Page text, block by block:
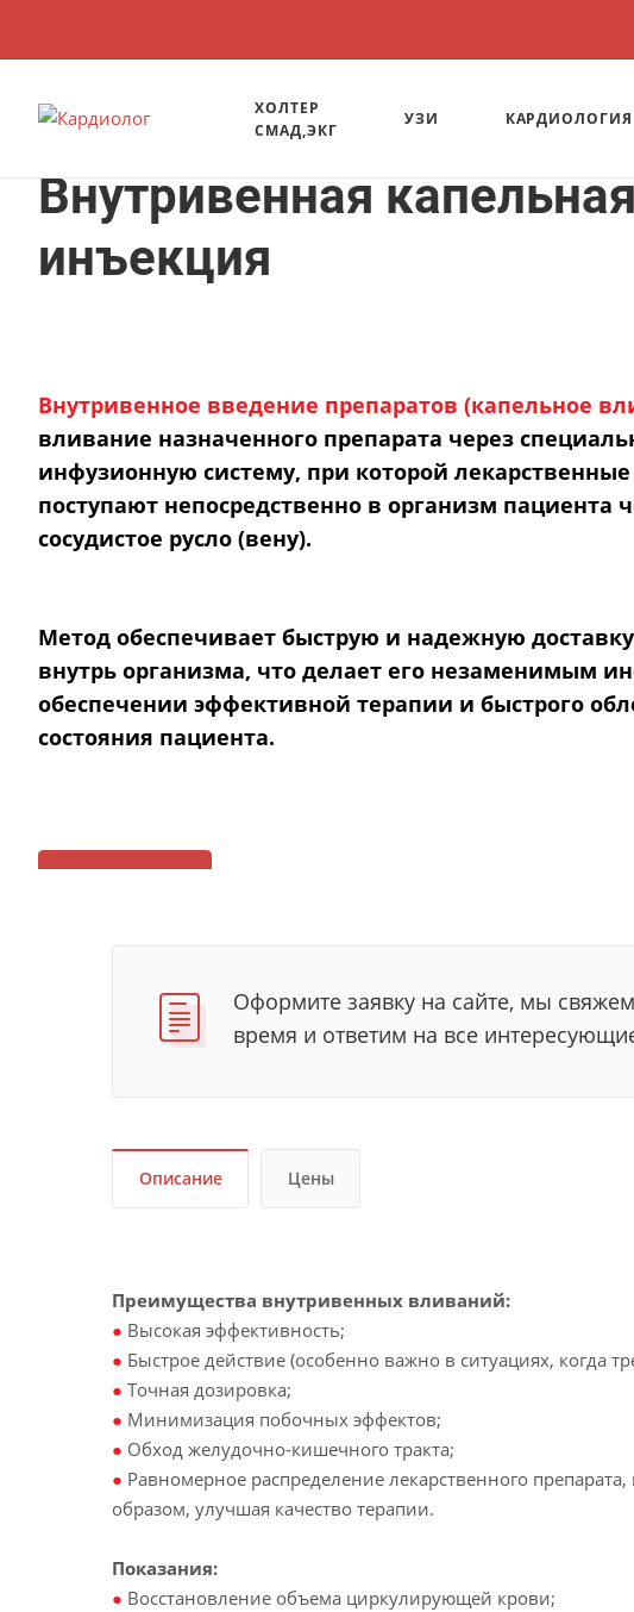
ХОЛТЕР
СМАД,ЭКГ
УЗИ КАРДИОЛОГИЯ
Внутривенная
инъекция
Внутривенное введение препаратов (капельное
вливание назначенного препарата через
инфузионную систему, при которой лекарственные
поступают непосредственно в организм пациента
сосудистое русло (вену).
Метод обеспечивает быструю и надежную
внутрь организма, что делает его незаменимым
обеспечении эффективной терапии и быстрого
состояния пациента.
Оформите заявку на сайте, мы
время и ответим на все
Описание Цены
Преимущества внутривенных вливаний:
● Высокая эффективность;
● Быстрое действие (особенно важно в ситуациях, когда
● Точная дозировка;
● Минимизация побочных эффектов;
● Обход желудочно-кишечного тракта;
● Равномерное распределение лекарственного
образом, улучшая качество терапии.
Показания:
● Восстановление объема циркулирующей крови;